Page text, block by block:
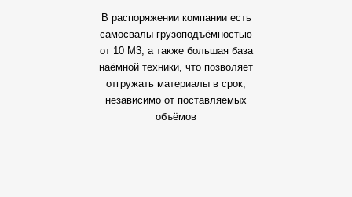
В распоряжении компании есть
самосвалы грузоподъёмностью
от 10 М3, а также большая база
наёмной техники, что позволяет
отгружать материалы в срок,
независимо от поставляемых
объёмов